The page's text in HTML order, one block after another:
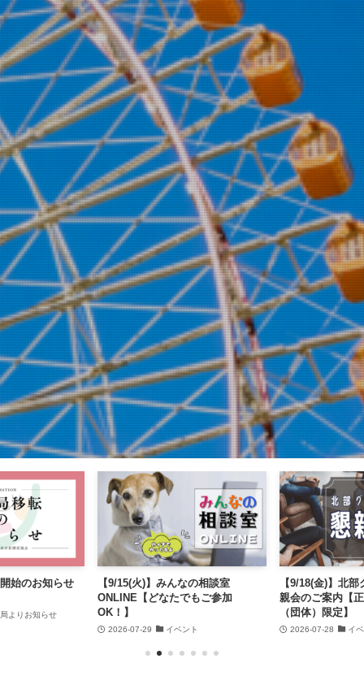
始のお知らせ
よりお知らせ
【9/15(火)】みんなの相談室
ONLINE【どなたでもご参加
OK！】
2026-07-29 イベント
【9/18(金)】北
親会のご案内【
（団体）限定】
2026-07-28 イ